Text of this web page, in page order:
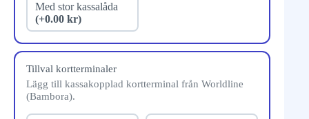
Med stor kassalåda
(+0.00 kr)
Tillval kortterminaler
Lägg till kassakopplad kortterminal från Worldline
(Bambora).